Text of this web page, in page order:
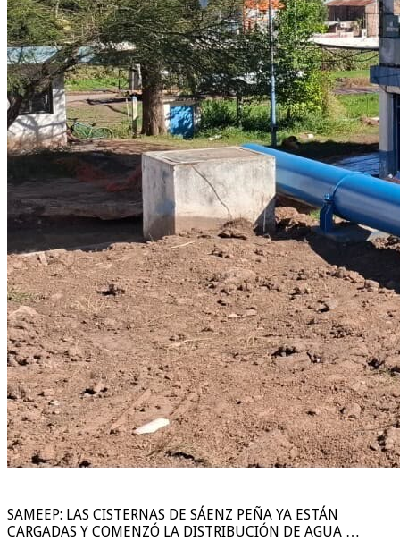
SAMEEP: LAS CISTERNAS DE SÁENZ PEÑA YA ESTÁN
CARGADAS Y COMENZÓ LA DISTRIBUCIÓN DE AGUA …